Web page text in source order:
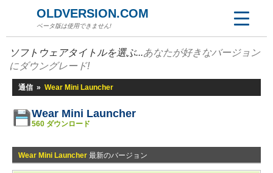
OLDVERSION.COM
ベータ版は使用できません!
ソフトウェアタイトルを選ぶ...あなたが好きなバージョン
にダウングレード!
通信 » Wear Mini Launcher
Wear Mini Launcher
560 ダウンロード
Wear Mini Launcher 最新のバージョン